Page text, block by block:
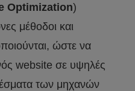
Optimization)
μέθοδοι και
ώστε να
website σε υψηλές
των μηχανών